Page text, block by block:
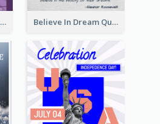
Retro Vehicle Restoration Instagram Post Believe In Dream Quote Instagram Post